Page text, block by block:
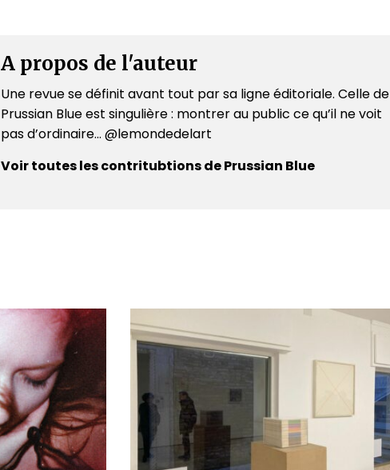
A propos de l'auteur
Une revue se définit avant tout par sa ligne éditoriale. Celle de
Prussian Blue est singulière : montrer au public ce qu’il ne voit
pas d’ordinaire... @lemondedelart
Voir toutes les contritubtions de Prussian Blue